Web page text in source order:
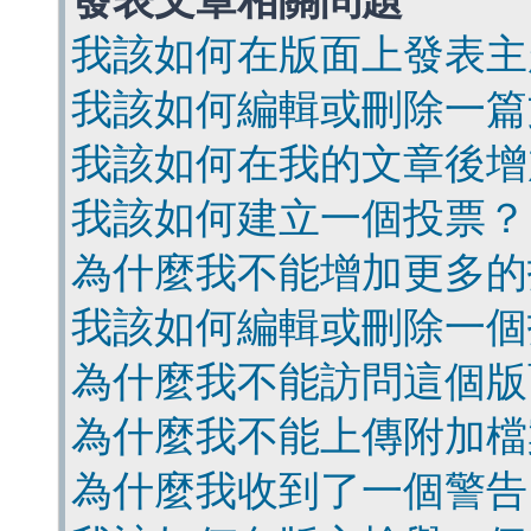
我該如何在版面上發表
我該如何編輯或刪除一
我該如何在我的文章後
我該如何建立一個投票？
為什麼我不能增加更多
我該如何編輯或刪除一
為什麼我不能訪問這個
為什麼我不能上傳附加
為什麼我收到了一個警